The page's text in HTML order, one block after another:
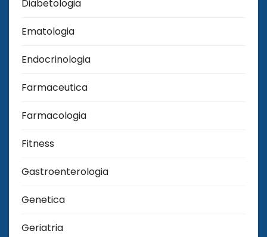
Diabetologia
Ematologia
Endocrinologia
Farmaceutica
Farmacologia
Fitness
Gastroenterologia
Genetica
Geriatria